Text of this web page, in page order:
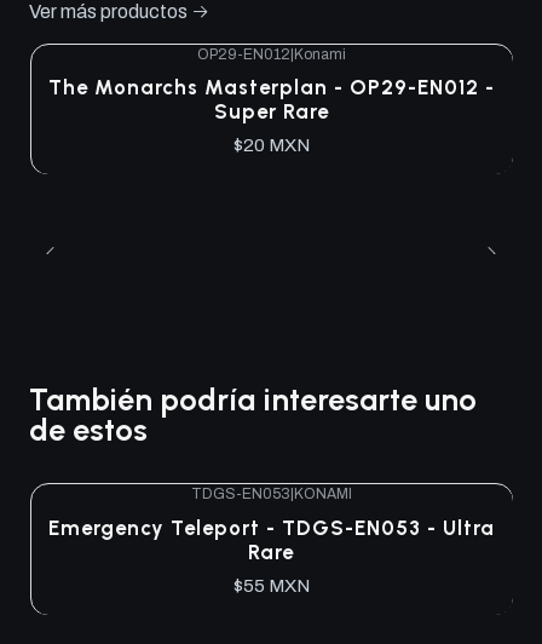
Ver más productos
OP29-EN012 Konami
The Monarchs Masterplan - OP29-EN012 -
Super Rare
$20 MXN
También podría interesarte uno
de estos
TDGS-EN053 KONAMI
Emergency Teleport - TDGS-EN053 - Ultra
Rare
$55 MXN